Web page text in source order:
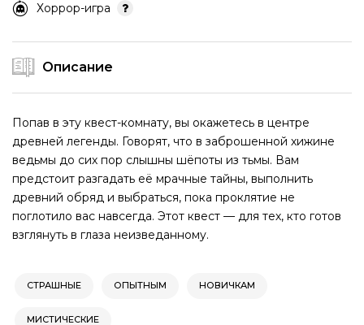
Хоррор-игра
Описание
Попав в эту квест-комнату, вы окажетесь в центре
древней легенды. Говорят, что в заброшенной хижине
ведьмы до сих пор слышны шёпоты из тьмы. Вам
предстоит разгадать её мрачные тайны, выполнить
древний обряд и выбраться, пока проклятие не
поглотило вас навсегда. Этот квест — для тех, кто готов
взглянуть в глаза неизведанному.
СТРАШНЫЕ ОПЫТНЫМ НОВИЧКАМ
МИСТИЧЕСКИЕ